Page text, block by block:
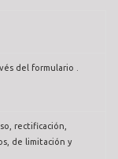
del formulario .
rectificación,
de limitación y